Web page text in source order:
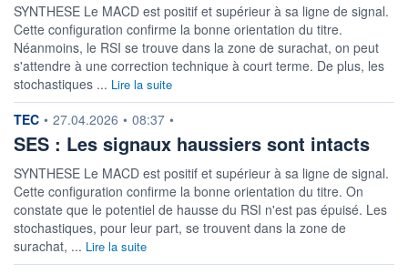
SYNTHESE Le MACD est positif et supérieur à sa ligne de signal.
Cette configuration confirme la bonne orientation du titre.
Néanmoins, le RSI se trouve dans la zone de surachat, on peut
s'attendre à une correction technique à court terme. De plus, les
stochastiques ... Lire la suite
information fournie par
TEC • 27.04.2026 • 08:37 •
SES : Les signaux haussiers sont intacts
SYNTHESE Le MACD est positif et supérieur à sa ligne de signal.
Cette configuration confirme la bonne orientation du titre. On
constate que le potentiel de hausse du RSI n'est pas épuisé. Les
stochastiques, pour leur part, se trouvent dans la zone de
surachat, ... Lire la suite